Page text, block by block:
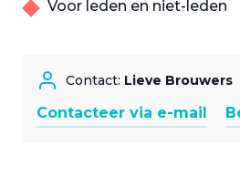
Voor leden en niet-leden
Contact: Lieve Brouwers
Contacteer via e-mail